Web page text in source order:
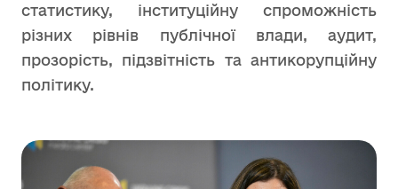
статистику, інституційну спроможність
різних рівнів публічної влади, аудит,
прозорість, підзвітність та антикорупційну
політику.